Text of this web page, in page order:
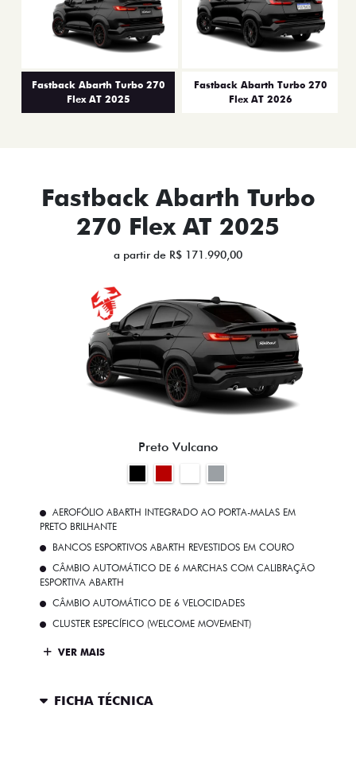
Fastback Abarth Turbo 270
Flex AT 2025
Fastback Abarth Turbo 270
Flex AT 2026
Fastback Abarth Turbo
270 Flex AT 2025
a partir de R$ 171.990,00
Preto Vulcano
AEROFÓLIO ABARTH INTEGRADO AO PORTA-MALAS EM
PRETO BRILHANTE
BANCOS ESPORTIVOS ABARTH REVESTIDOS EM COURO
CÂMBIO AUTOMÁTICO DE 6 MARCHAS COM CALIBRAÇÃO
ESPORTIVA ABARTH
CÂMBIO AUTOMÁTICO DE 6 VELOCIDADES
CLUSTER ESPECÍFICO (WELCOME MOVEMENT)
VER MAIS
FICHA TÉCNICA